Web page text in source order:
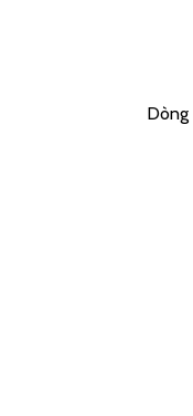
Dòng